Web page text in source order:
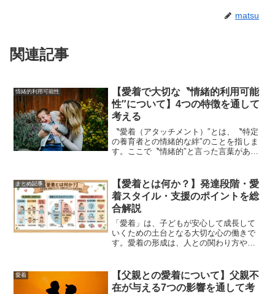
matsu
関連記事
情緒的利用可能性
【愛着で大切な〝情緒的利用可能
性″について】4つの特徴を通して
考える
〝愛着（アタッチメント）″とは、〝特定
の養育者との情緒的な絆″のことを指しま
す。ここで〝情緒的″と言った言葉がある
成″においてとても大切になります。それ
では、情緒的な...
まとめ記事
【愛着とは何か？】発達段階・愛
着スタイル・支援のポイントを総
合解説
「愛着」は、子どもが安心して成長して
いくための土台となる大切な心の働きで
す。愛着の形成は、人との関わり方や感
療育現場で未就学から学童期までの子ど
もと関わる機会がこれまで...
愛着
【父親との愛着について】父親不
在が与える7つの影響を通して考